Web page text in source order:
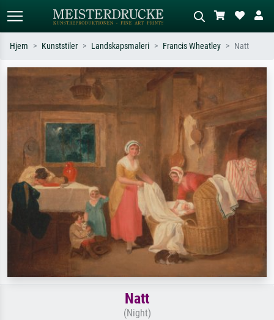
Standardsøk KI-bildesøk
Søk etter kunstner, tittel eller stil – for
eksempel Monet, Stjernenatt,
impresjonisme, Hokusai-bølgen, akt.
Beskriv scenen – for eksempel grønn
eng, abstrakt med mye rødt, mørkt
oljemaleri, stående akt ved et tre.
Hjem Kunststiler Landskapsmaleri Francis Wheatley Natt
Natt
(Night)